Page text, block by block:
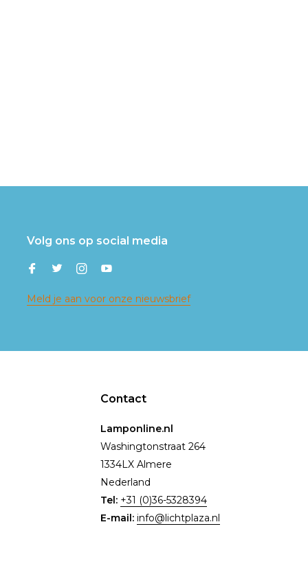
Volg ons op social media
Meld je aan voor onze nieuwsbrief
Contact
Lamponline.nl
Washingtonstraat 264
1334LX Almere
Nederland
Tel: +31 (0)36-5328394
E-mail: info@lichtplaza.nl